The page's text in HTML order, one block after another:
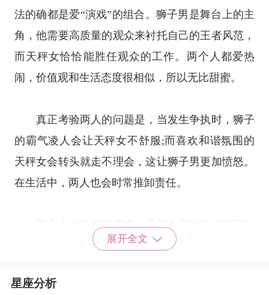
法的确都是爱“演戏”的组合。狮子男是舞台上的主
角，他需要高质量的观众来衬托自己的王者风范，
而天秤女恰恰能胜任观众的工作。两个人都爱热
闹，价值观和生活态度很相似，所以无比甜蜜。
真正考验两人的问题是，当发生争执时，狮子
的霸气凌人会让天秤女不舒服;而喜欢和谐氛围的
天秤女会转头就走不理会，这让狮子男更加愤怒。
在生活中，两人也会时常推卸责任。
两个人对性都有需求，天秤女喜欢轻描淡写的
爱抚方式，狮子男喜欢直接而热烈的方式，有时会
激起天秤女无穷的热情，让她欲罢不能。
展开全文
星座分析